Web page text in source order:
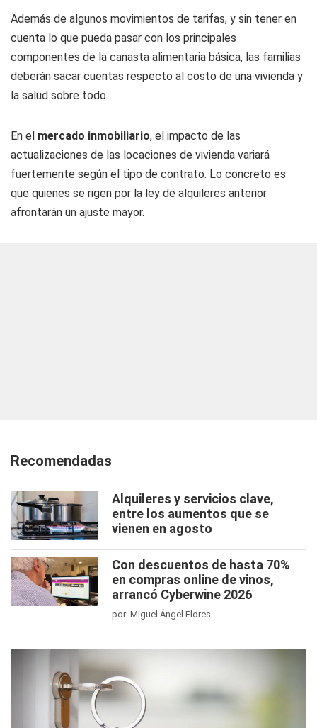
Además de algunos movimientos de tarifas, y sin tener en
cuenta lo que pueda pasar con los principales
componentes de la canasta alimentaria básica, las familias
deberán sacar cuentas respecto al costo de una vivienda y
la salud sobre todo.
En el mercado inmobiliario, el impacto de las
actualizaciones de las locaciones de vivienda variará
fuertemente según el tipo de contrato. Lo concreto es
que quienes se rigen por la ley de alquileres anterior
afrontarán un ajuste mayor.
Recomendadas
Alquileres y servicios clave,
entre los aumentos que se
vienen en agosto
Con descuentos de hasta 70%
en compras online de vinos,
arrancó Cyberwine 2026
por Miguel Ángel Flores